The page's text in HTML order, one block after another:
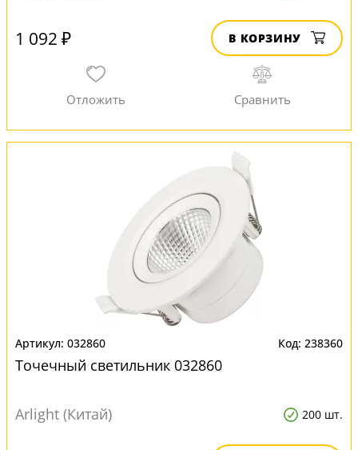
1 092 ₽ В КОРЗИНУ
032860 238360
Точечный светильник 032860
Arlight (Китай) 200 шт.